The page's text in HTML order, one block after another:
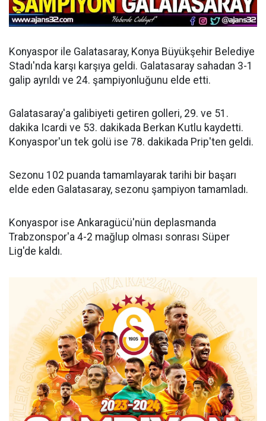
Konyaspor ile Galatasaray, Konya Büyükşehir Belediye
Stadı'nda karşı karşıya geldi. Galatasaray sahadan 3-1
galip ayrıldı ve 24. şampiyonluğunu elde etti.
Galatasaray'a galibiyeti getiren golleri, 29. ve 51.
dakika Icardi ve 53. dakikada Berkan Kutlu kaydetti.
Konyaspor'un tek golü ise 78. dakikada Prip'ten geldi.
Sezonu 102 puanda tamamlayarak tarihi bir başarı
elde eden Galatasaray, sezonu şampiyon tamamladı.
Konyaspor ise Ankaragücü'nün deplasmanda
Trabzonspor'a 4-2 mağlup olması sonrası Süper
Lig'de kaldı.